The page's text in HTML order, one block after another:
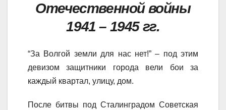
Отечественной войны
1941 – 1945 гг.
“За Волгой земли для нас нет!” – под этим
девизом защитники города вели бои за
каждый квартал, улицу, дом.
После битвы под Сталинградом Советская